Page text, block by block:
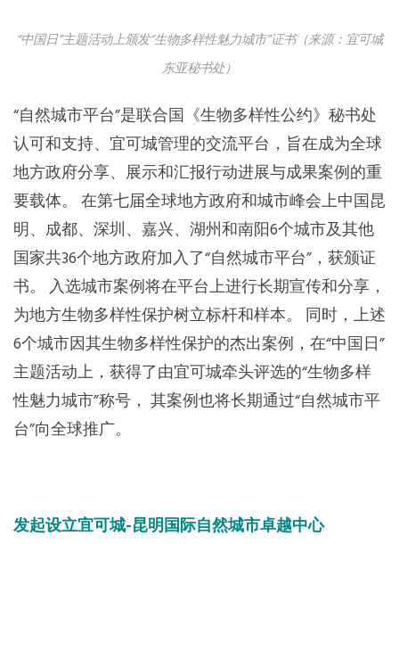
“中国日”主题活动上颁发“生物多样性魅力城市”证书（来源：宜可城
东亚秘书处）
“自然城市平台”是联合国《生物多样性公约》秘书处
认可和支持、宜可城管理的交流平台，旨在成为全球
地方政府分享、展示和汇报行动进展与成果案例的重
要载体。 在第七届全球地方政府和城市峰会上中国昆
明、成都、深圳、嘉兴、湖州和南阳6个城市及其他
国家共36个地方政府加入了“自然城市平台”，获颁证
书。 入选城市案例将在平台上进行长期宣传和分享，
为地方生物多样性保护树立标杆和样本。 同时，上述
6个城市因其生物多样性保护的杰出案例，在“中国日”
主题活动上，获得了由宜可城牵头评选的“生物多样
性魅力城市”称号， 其案例也将长期通过“自然城市平
台”向全球推广。
发起设立宜可城-昆明国际自然城市卓越中心